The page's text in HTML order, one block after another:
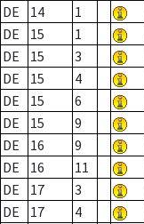
DE
14 1
DE
15 1
DE
15 3
DE
15 4
DE
15 6
DE
15 9
DE
16 9
DE
16 11
DE
17 3
DE
17 4